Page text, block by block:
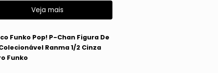
Veja mais
Funko Pop! P-Chan Figura De
Ranma 1/2 Cinza
Funko